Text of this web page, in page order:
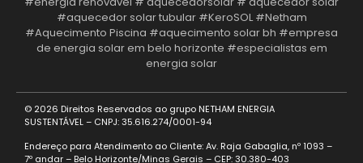
#aquecedor solar tubular #KeroSOL #Netham
#Aquecimento Piscina #aquecimento solar bh #empresa
de energia solar em belo horizonte #especialistas em
energia solar
© 2026 Direitos Reservados ao grupo NETHAM ENERGIA
SUSTENTÁVEL– CNPJ: 35.616.274/0001-94
Endereço para Atendimento ao Cliente: Av. Raja Gabaglia, nº 1093 –
7º andar – Belo Horizonte/Minas Gerais – CEP: 30.380-403